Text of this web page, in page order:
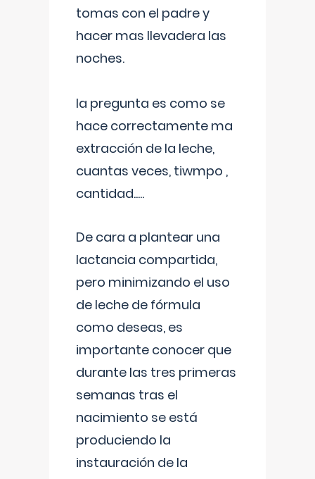
tomas con el padre y
hacer mas llevadera las
noches.
la pregunta es como se
hace correctamente ma
extracción de la leche,
cuantas veces, tiwmpo ,
cantidad.....
De cara a plantear una
lactancia compartida,
pero minimizando el uso
de leche de fórmula
como deseas, es
importante conocer que
durante las tres primeras
semanas tras el
nacimiento se está
produciendo la
instauración de la